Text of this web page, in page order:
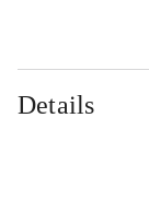
Details